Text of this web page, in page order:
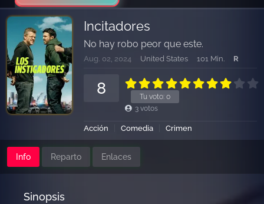
Incitadores
No hay robo peor que este.
Aug. 02, 2024 United States 101 Min. R
Tu voto: 0
8
3 votos
Acción Comedia Crimen
Info Reparto Enlaces
Sinopsis